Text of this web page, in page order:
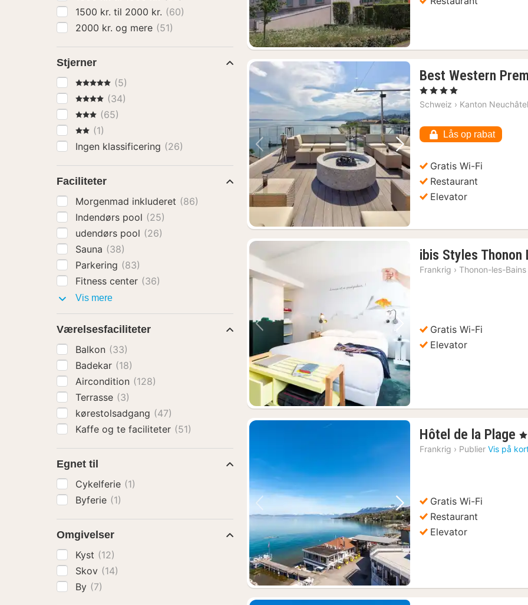
Forrige billede Næste billede
Best Western
, 4 Stjerner
Schweiz › Kanton Neuchâtel
Lås op rabat
Gratis Wi-Fi
Restaurant
Elevator
Forrige billede Næste billede
ibis Styles Thonon
Frankrig › Thonon-les-Bains
Gratis Wi-Fi
Elevator
Forrige billede Næste billede
Hôtel de la Plage 1
, 3
Frankrig › Publier Vis på
Gratis Wi-Fi
Restaurant
Elevator
1500 kr. til 2000 kr. (60)
2000 kr. og mere (51)
Stjerner
5 Stjerner(5)
4 Stjerner
(34)
3 Stjerner
(65)
2 Stjerner
(1)
Ingen klassificering (26)
Faciliteter
Morgenmad inkluderet (86)
Indendørs pool (25)
udendørs pool (26)
Sauna (38)
Parkering (83)
Fitness center (36)
Vis mereFaciliteter
Værelsesfaciliteter
Balkon (33)
Badekar (18)
Aircondition (128)
Terrasse (3)
kørestolsadgang (47)
Kaffe og te faciliteter (51)
Egnet til
Cykelferie (1)
Byferie (1)
Omgivelser
Kyst (12)
Skov (14)
By (7)